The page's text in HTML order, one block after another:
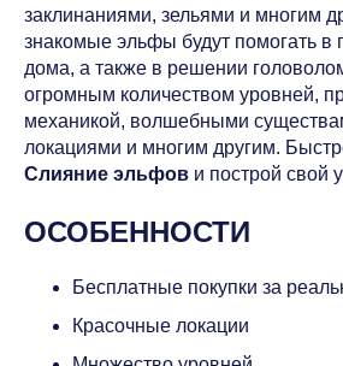
заклинаниями, зельями и многим
знакомые эльфы будут помогать в
дома, а также в решении
огромным количеством уровней,
механикой, волшебными
локациями и многим другим.
Слияние эльфов и построй свой
ОСОБЕННОСТИ
Бесплатные покупки за
Красочные локации